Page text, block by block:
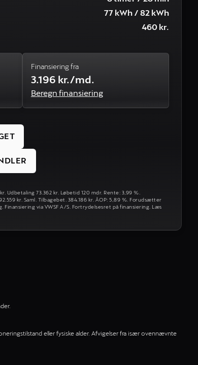
77 kWh / 82 kWh
460 kr.
Finansiering fra
3.196 kr./md.
Beregn finansiering
Udbetaling 73.362 kr. Løbetid 120 mdr. Rente: 3,99 %.
kr. Saml. Tilbagebet. 384.186 kr. ÅOP: 5,89 %. Forudsætter
via VWSF A/S. Fortrydelsesret på finansiering. Læs
eller fysiske alder. Afvigelser fra især ovennævnte